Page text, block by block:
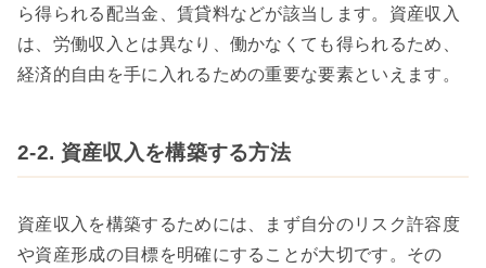
ら得られる配当金、賃貸料などが該当します。資産収入
は、労働収入とは異なり、働かなくても得られるため、
経済的自由を手に入れるための重要な要素といえます。
2-2. 資産収入を構築する方法
資産収入を構築するためには、まず自分のリスク許容度
や資産形成の目標を明確にすることが大切です。その